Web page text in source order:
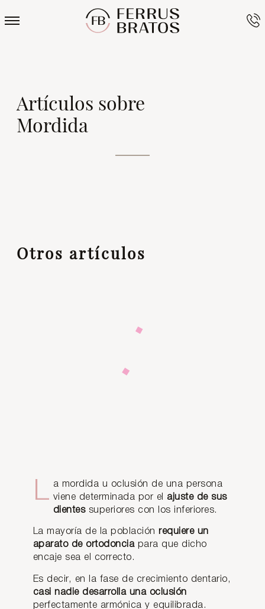
Artículos sobre
Mordida
Otros artículos
Mordi
incorr
ecta:
tipos
soluci
ones
Protr
usión
denta
l:
causa
mient
¿Qué
es la
asime
tría
cómo
se
¿Qué
soluci
ón
tiene
La mordida u oclusión de una persona viene determinada por el ajuste de sus
dientessuperiores con los inferiores.
La mayoría de la población requiere un
aparato de ortodonciapara que dicho
encaje sea el correcto.
Es decir, en la fase de crecimiento dentario,
casi nadie desarrolla una oclusión
perfectamente armónica y equilibrada.